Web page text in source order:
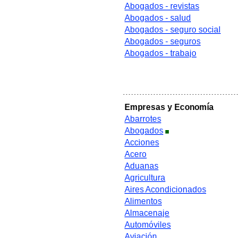
Abogados - revistas
Abogados - salud
Abogados - seguro social
Abogados - seguros
Abogados - trabajo
Empresas y Economía
Abarrotes
Abogados
Acciones
Acero
Aduanas
Agricultura
Aires Acondicionados
Alimentos
Almacenaje
Automóviles